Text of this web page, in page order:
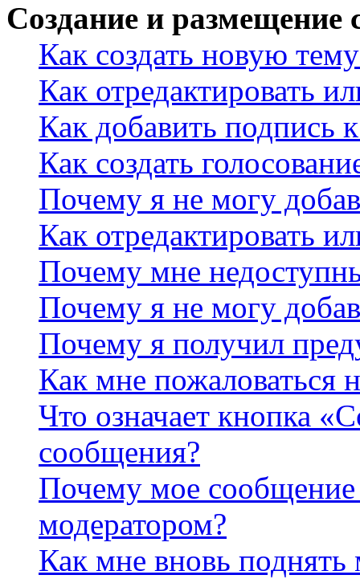
Создание и размещение
Как создать новую
Как отредактировать
Как добавить подпись
Как создать
Почему я не могу
Как отредактировать
Почему мне
Почему я не могу
Почему я получил
Как мне пожаловаться
Что означает кнопка
сообщения?
Почему мое сообщение
модератором?
Как мне вновь